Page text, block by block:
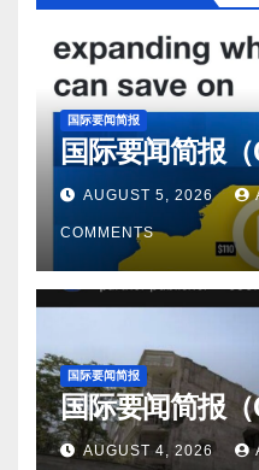
示，意大利8 月份工业产
表明该国长期陷入困境
Screenshot 7。据CNN
130%关税。全球贸易战
Latin Times报道，报道
瑞拉石油和黄金的优惠
绝。 Screenshot 9。华
唐纳德·特朗普周五表示
将控制锂电池零部件出口
周五暴跌，此举加强了对
控制。 Screenshot 11。
国际要闻简报
国际要闻简报
AUGUST 5, 2026
COMMENTS
国际要闻简报
国际要闻简报
AUGUST 4, 2026